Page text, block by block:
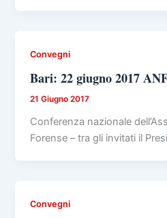
Convegni
Bari: 22 giugno 2017
21 Giugno 2017
Conferenza nazionale
Forense – tra gli invitati il
Convegni